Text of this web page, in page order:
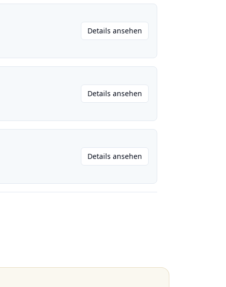
Details ansehen
Details ansehen
Details ansehen